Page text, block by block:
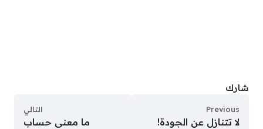
شارك
Previous
لا تتنازل عن الجودة!
التالي
ما معنى حساب